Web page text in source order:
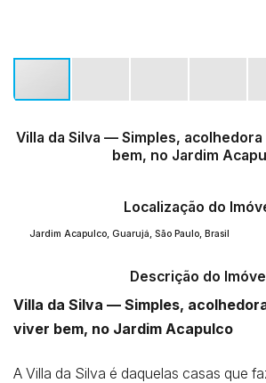
Villa da Silva — Simples,
bem, no Jardim
Localização do
Jardim Acapulco Guarujá São Paulo Brasil
Descrição do
Villa da Silva — Simples,
viver bem, no Jardim Acapulco
A Villa da Silva é daquelas casas que